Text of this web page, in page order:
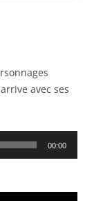
avec ses
00:00